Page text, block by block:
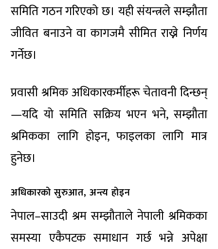
समिति गठन गरिएको छ। यही संयन्त्रले सम्झौता
जीवित बनाउने वा कागजमै सीमित राख्ने निर्णय
गर्नेछ।
प्रवासी श्रमिक अधिकारकर्मीहरू चेतावनी दिन्छन्
—यदि यो समिति सक्रिय भएन भने, सम्झौता
श्रमिकका लागि होइन, फाइलका लागि मात्र
हुनेछ।
अधिकारको सुरुआत, अन्त्य होइन
नेपाल–साउदी श्रम सम्झौताले नेपाली श्रमिकका
समस्या एकैपटक समाधान गर्छ भन्ने अपेक्षा